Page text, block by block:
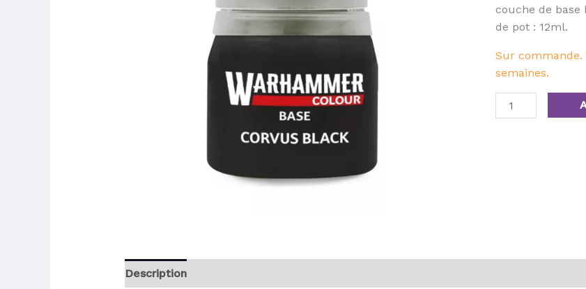
couche de base
de pot : 12ml.
Sur commande.
semaines.
Description